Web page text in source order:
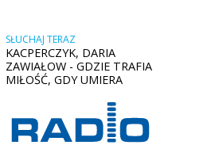
SŁUCHAJ TERAZ
KACPERCZYK, DARIA
ZAWIAŁOW - GDZIE TRAFIA
MIŁOŚĆ, GDY UMIERA